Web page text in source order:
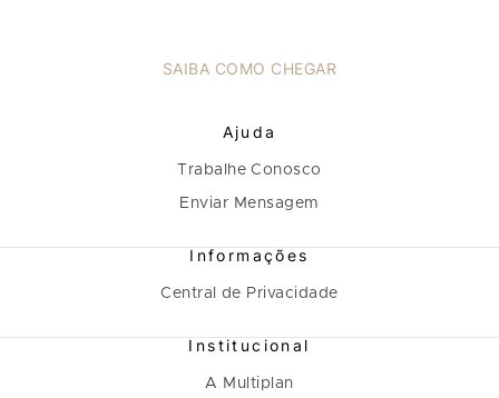
SAIBA COMO CHEGAR
Ajuda
Trabalhe Conosco
Enviar Mensagem
Informações
Central de Privacidade
Institucional
A Multiplan